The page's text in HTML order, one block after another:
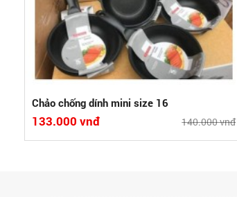
Chảo chống dính mini size 16
140.000 vnđ
133.000 vnđ